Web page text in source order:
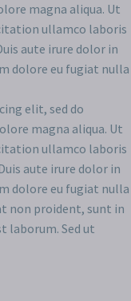
magna aliqua. Ut
ullamco laboris
aute irure dolor in
dolore eu fugiat nulla
elit, sed do
magna aliqua. Ut
ullamco laboris
aute irure dolor in
dolore eu fugiat nulla
non proident, sunt in
laborum. Sed ut